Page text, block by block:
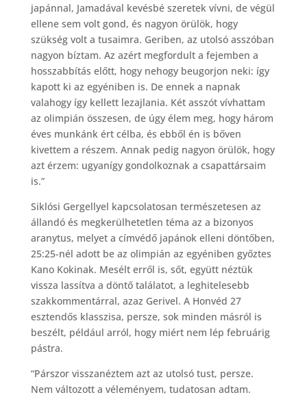
japánnal, Jamadával kevésbé szeretek vívni, de végül
ellene sem volt gond, és nagyon örülök, hogy
szükség volt a tusaimra. Geriben, az utolsó asszóban
nagyon bíztam. Az azért megfordult a fejemben a
hosszabbítás előtt, hogy nehogy beugorjon neki: így
kapott ki az egyéniben is. De ennek a napnak
valahogy így kellett lezajlania. Két asszót vívhattam
az olimpián összesen, de úgy élem meg, hogy három
éves munkánk ért célba, és ebből én is bőven
kivettem a részem. Annak pedig nagyon örülök, hogy
azt érzem: ugyanígy gondolkoznak a csapattársaim
is.”
Siklósi Gergellyel kapcsolatosan természetesen az
állandó és megkerülhetetlen téma az a bizonyos
aranytus, melyet a címvédő japánok elleni döntőben,
25:25-nél adott be az olimpián az egyéniben győztes
Kano Kokinak. Mesélt erről is, sőt, együtt néztük
vissza lassítva a döntő találatot, a leghitelesebb
szakkommentárral, azaz Gerivel. A Honvéd 27
esztendős klasszisa, persze, sok minden másról is
beszélt, például arról, hogy miért nem lép februárig
pástra.
“Párszor visszanéztem azt az utolsó tust, persze.
Nem változott a véleményem, tudatosan adtam.